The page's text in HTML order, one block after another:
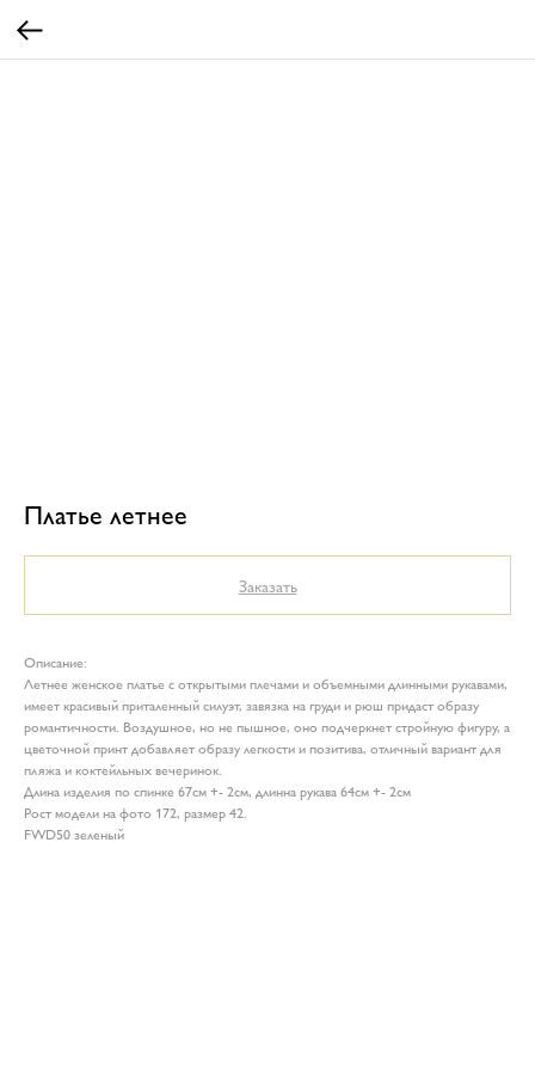
Платье летнее
Заказать
Описание:
Летнее женское платье с открытыми плечами и объемными длинными рукавами,
имеет красивый приталенный силуэт, завязка на груди и рюш придаст образу
романтичности. Воздушное, но не пышное, оно подчеркнет стройную фигуру, а
цветочной принт добавляет образу легкости и позитива, отличный вариант для
пляжа и коктейльных вечеринок.
Длина изделия по спинке 67см +- 2см, длинна рукава 64см +- 2см
Рост модели на фото 172, размер 42.
FWD50 зеленый